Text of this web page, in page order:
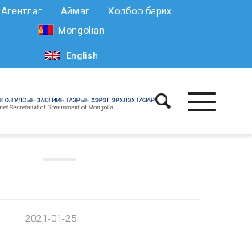
Агентлаг Аймаг
Холбоо барих
Mongolian
English
2021-01-25
/